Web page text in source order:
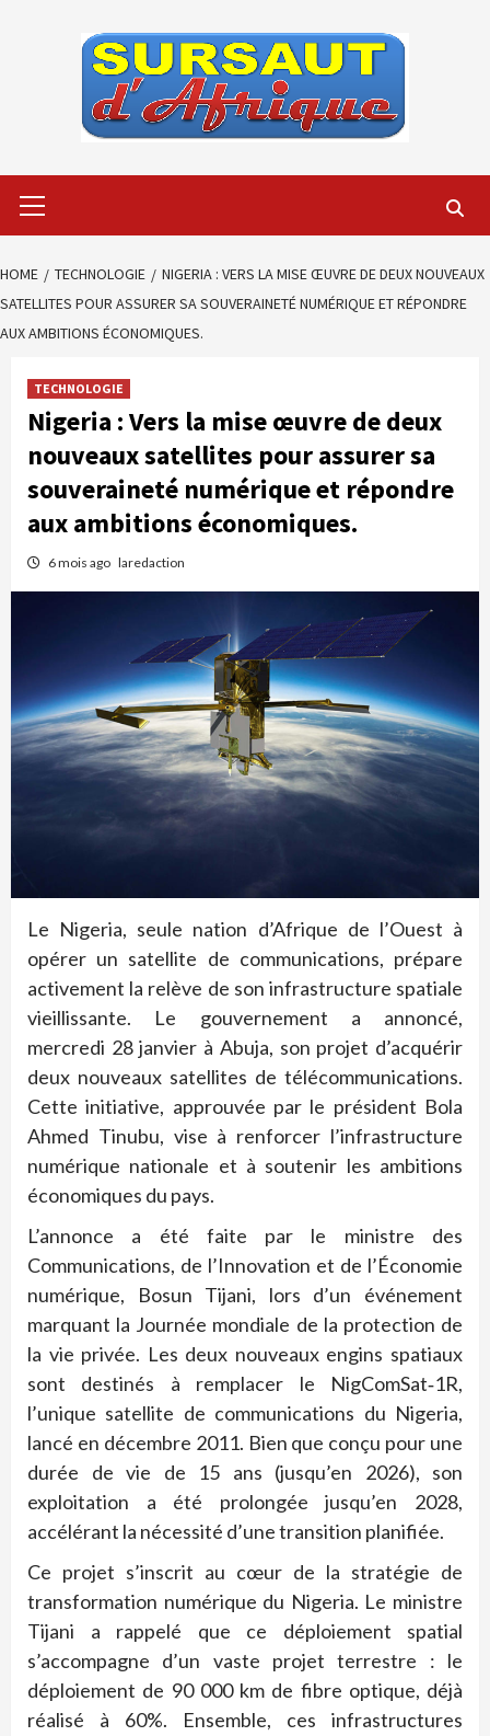
Menu
HOME TECHNOLOGIE
NIGERIA : VERS LA MISE ŒUVRE DE DEUX NOUVEAUX
SATELLITES POUR ASSURER SA SOUVERAINETÉ NUMÉRIQUE ET RÉPONDRE
AUX AMBITIONS ÉCONOMIQUES.
TECHNOLOGIE
Nigeria : Vers la mise œuvre de deux
nouveaux satellites pour assurer sa
souveraineté numérique et répondre
aux ambitions économiques.
6 mois ago laredaction
Le Nigeria, seule nation d’Afrique de l’Ouest à
opérer un satellite de communications, prépare
activement la relève de son infrastructure spatiale
vieillissante. Le gouvernement a annoncé,
mercredi 28 janvier à Abuja, son projet d’acquérir
deux nouveaux satellites de télécommunications.
Cette initiative, approuvée par le président Bola
Ahmed Tinubu, vise à renforcer l’infrastructure
numérique nationale et à soutenir les ambitions
économiques du pays.
L’annonce a été faite par le ministre des
Communications, de l’Innovation et de l’Économie
numérique, Bosun Tijani, lors d’un événement
marquant la Journée mondiale de la protection de
la vie privée. Les deux nouveaux engins spatiaux
sont destinés à remplacer le NigComSat‑1R,
l’unique satellite de communications du Nigeria,
lancé en décembre 2011. Bien que conçu pour une
durée de vie de 15 ans (jusqu’en 2026), son
exploitation a été prolongée jusqu’en 2028,
accélérant la nécessité d’une transition planifiée.
Ce projet s’inscrit au cœur de la stratégie de
transformation numérique du Nigeria. Le ministre
Tijani a rappelé que ce déploiement spatial
s’accompagne d’un vaste projet terrestre : le
déploiement de 90 000 km de fibre optique, déjà
réalisé à 60%. Ensemble, ces infrastructures